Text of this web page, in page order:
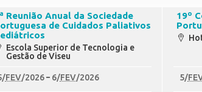
Reunião Anual da Sociedade
de Cuidados Paliativos
Escola Superior de Tecnologia e
Gestão de Viseu
/FEV/2026 6/FEV/2026
19º
5/